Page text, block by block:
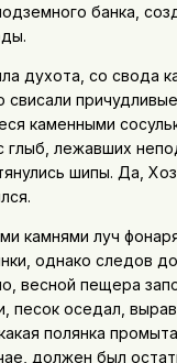
банка,
духота, со свода
свисали
каменными
глыб, лежавших
шипы. Да,
камнями луч
однако следов
весной пещера
песок оседал,
полянка
должен был